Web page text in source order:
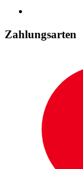
Zahlungsarten